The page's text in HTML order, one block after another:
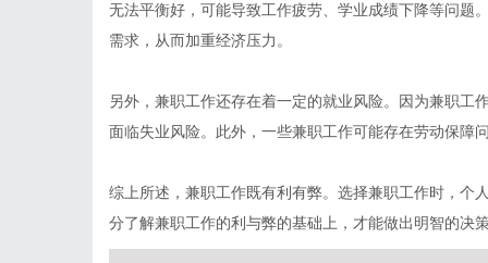
无法平衡好，可能导致工作疲劳、学业成绩下降等问题
需求，从而加重经济压力。
另外，兼职工作还存在着一定的就业风险。因为兼职工
面临失业风险。此外，一些兼职工作可能存在劳动保障
综上所述，兼职工作既有利有弊。选择兼职工作时，个
分了解兼职工作的利与弊的基础上，才能做出明智的决